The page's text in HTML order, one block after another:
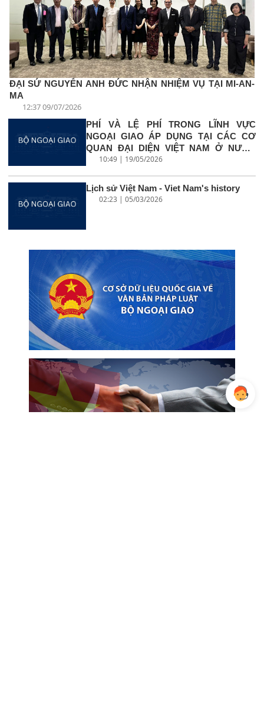
ĐẠI SỨ NGUYỄN ANH ĐỨC NHẬN NHIỆM VỤ TẠI MI-AN-
MA
12:37 09/07/2026
PHÍ VÀ LỆ PHÍ TRONG LĨNH VỰC
NGOẠI GIAO ÁP DỤNG TẠI CÁC CƠ
QUAN ĐẠI DIỆN VIỆT NAM Ở NƯỚC
NGOÀI...
10:49 | 19/05/2026
Lịch sử Việt Nam - Viet Nam's history
02:23 | 05/03/2026